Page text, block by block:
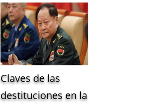
Claves de las
destituciones en la